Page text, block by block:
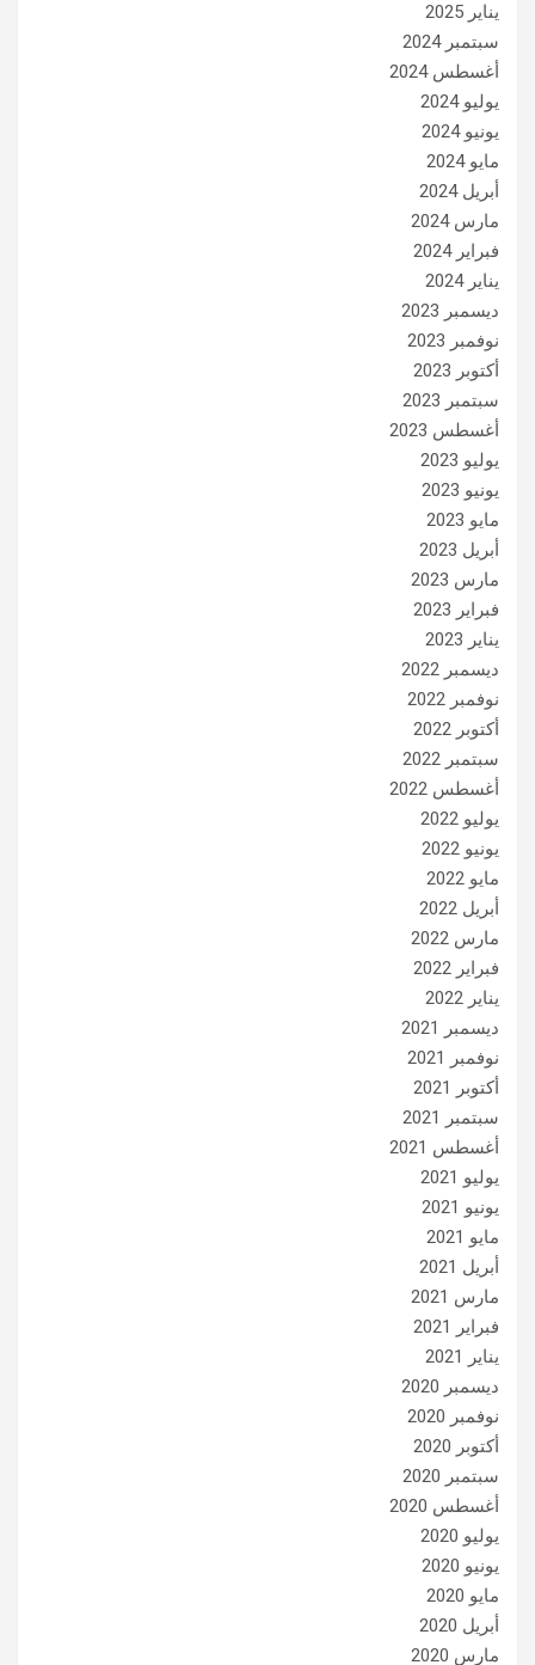
يناير 2025
سبتمبر 2024
أغسطس 2024
يوليو 2024
يونيو 2024
مايو 2024
أبريل 2024
مارس 2024
فبراير 2024
يناير 2024
ديسمبر 2023
نوفمبر 2023
أكتوبر 2023
سبتمبر 2023
أغسطس 2023
يوليو 2023
يونيو 2023
مايو 2023
أبريل 2023
مارس 2023
فبراير 2023
يناير 2023
ديسمبر 2022
نوفمبر 2022
أكتوبر 2022
سبتمبر 2022
أغسطس 2022
يوليو 2022
يونيو 2022
مايو 2022
أبريل 2022
مارس 2022
فبراير 2022
يناير 2022
ديسمبر 2021
نوفمبر 2021
أكتوبر 2021
سبتمبر 2021
أغسطس 2021
يوليو 2021
يونيو 2021
مايو 2021
أبريل 2021
مارس 2021
فبراير 2021
يناير 2021
ديسمبر 2020
نوفمبر 2020
أكتوبر 2020
سبتمبر 2020
أغسطس 2020
يوليو 2020
يونيو 2020
مايو 2020
أبريل 2020
مارس 2020